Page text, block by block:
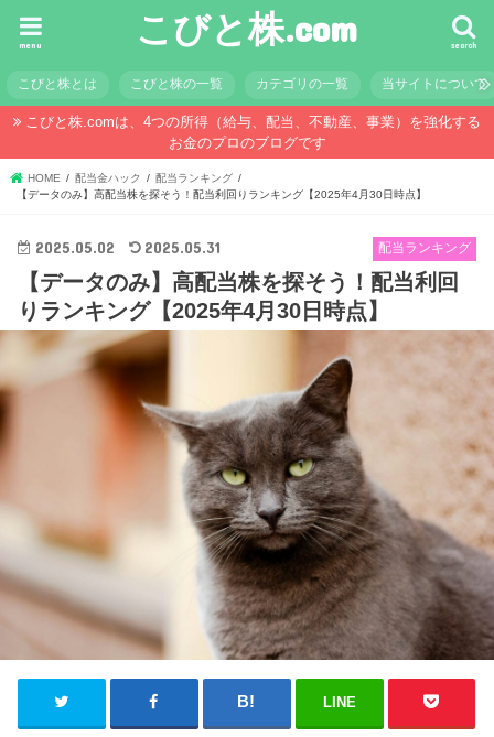
こびと株.com search
menu
こびと株とは こびと株の一覧 カテゴリの一覧 当サイトについて
こびと株.comは、4つの所得（給与、配当、不動産、事業）を強化する
お金のプロのブログです
HOME 配当金ハック
配当ランキング
【データのみ】高配当株を探そう！配当利回りランキング【2025年4月30日時点】
配当ランキング
2025.05.02 2025.05.31
【データのみ】高配当株を探そう！配当利回
りランキング【2025年4月30日時点】
LINE